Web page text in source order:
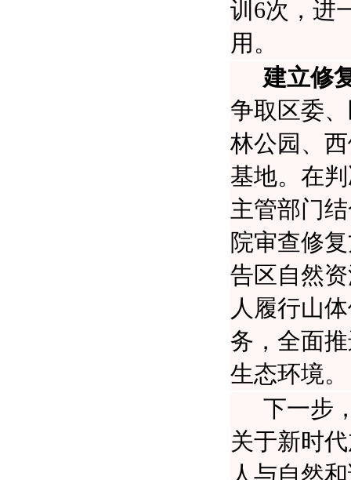
训6次，进
用。
建立修
争取区委
林公园、
基地。在
主管部门
院审查修
告区自然
人履行山
务，全面
生态环境。
下一步
关于新时
人与自然